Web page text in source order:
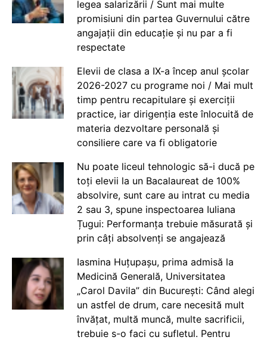
legea salarizării / Sunt mai multe
promisiuni din partea Guvernului către
angajații din educație și nu par a fi
respectate
Elevii de clasa a IX-a încep anul școlar
2026-2027 cu programe noi / Mai mult
timp pentru recapitulare și exerciții
practice, iar dirigenția este înlocuită de
materia dezvoltare personală și
consiliere care va fi obligatorie
Nu poate liceul tehnologic să-i ducă pe
toți elevii la un Bacalaureat de 100%
absolvire, sunt care au intrat cu media
2 sau 3, spune inspectoarea Iuliana
Țugui: Performanța trebuie măsurată și
prin câți absolvenți se angajează
Iasmina Huțupașu, prima admisă la
Medicină Generală, Universitatea
„Carol Davila” din București: Când alegi
un astfel de drum, care necesită mult
învățat, multă muncă, multe sacrificii,
trebuie s-o faci cu sufletul. Pentru